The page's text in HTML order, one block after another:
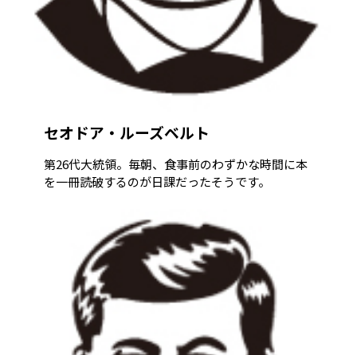
セオドア・ルーズベルト
第26代大統領。毎朝、食事前のわずかな時間に本
を一冊読破するのが日課だったそうです。